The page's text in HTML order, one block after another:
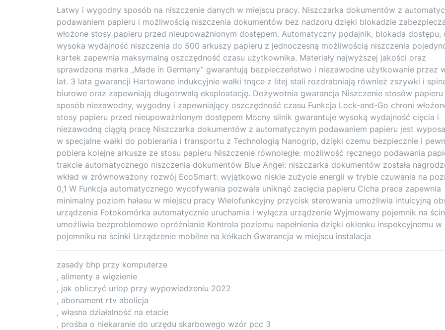
Łatwy i wygodny sposób na niszczenie danych w miejscu pracy. Niszczarka dokumentów z
podawaniem papieru i możliwością niszczenia dokumentów bez nadzoru dzięki blokadzie
włożone stosy papieru przed nieupoważnionym dostępem. Automatyczny podajnik, blokada dostępu,
wysoka wydajność niszczenia do 500 arkuszy papieru z jednoczesną możliwością niszczenia
kartek zapewnia maksymalną oszczędność czasu użytkownika. Materiały najwyższej jakości oraz
sprawdzona marka „Made in Germany” gwarantują bezpieczeństwo i niezawodne użytkowanie przez
lat. 3 lata gwarancji Hartowane indukcyjnie wałki tnące z litej stali rozdrabniają również zszywki i
biurowe oraz zapewniają długotrwałą eksploatację. Dożywotnia gwarancja Niszczenie stosów
sposób niezawodny, wygodny i zapewniający oszczędność czasu Funkcja Lock-and-Go chroni
stosy papieru przed nieupoważnionym dostępem Mocny silnik gwarantuje wysoką wydajność cięcia i
niezawodną ciągłą pracę Niszczarka dokumentów z automatycznym podawaniem papieru jest
w specjalne wałki do pobierania i transportu z Technologią Nanogrip, dzięki czemu bezpiecznie i
pobiera kolejne arkusze ze stosu papieru Niszczenie równoległe: możliwość ręcznego podawania
trakcie automatycznego niszczenia dokumentów Blue Angel: niszczarka dokumentów została
wkład w zrównoważony rozwój EcoSmart: wyjątkowo niskie zużycie energii w trybie czuwania na
0,1 W Funkcja automatycznego wycofywania pozwala uniknąć zacięcia papieru Cicha praca zapewnia
minimalny poziom hałasu w miejscu pracy Wielofunkcyjny przycisk sterowania umożliwia intuicyjną
urządzenia Fotokomórka automatycznie uruchamia i wyłącza urządzenie Wyjmowany pojemnik na
umożliwia bezproblemowe opróżnianie Kontrola poziomu napełnienia dzięki okienku inspekcyjnemu w
pojemniku na ścinki Urządzenie mobilne na kółkach Gwarancja w miejscu instalacja
zasady bhp przy komputerze
, alimenty a więzienie
, jak obliczyć urlop przy wypowiedzeniu 2022
, abonament rtv abolicja
, własna działalność na etacie
, prośba o niekaranie do urzędu skarbowego wzór pcc 3